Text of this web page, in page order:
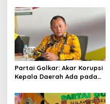
Partai Golkar: Akar Korupsi
Kepala Daerah Ada pada
Pilkada